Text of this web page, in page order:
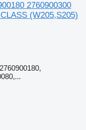
2760900300
(W205,S205)